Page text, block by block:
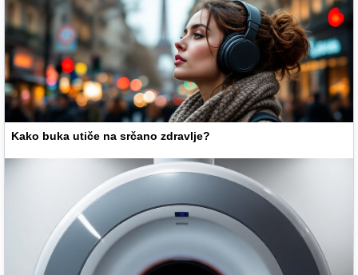
Kako buka utiče na srčano zdravlje?